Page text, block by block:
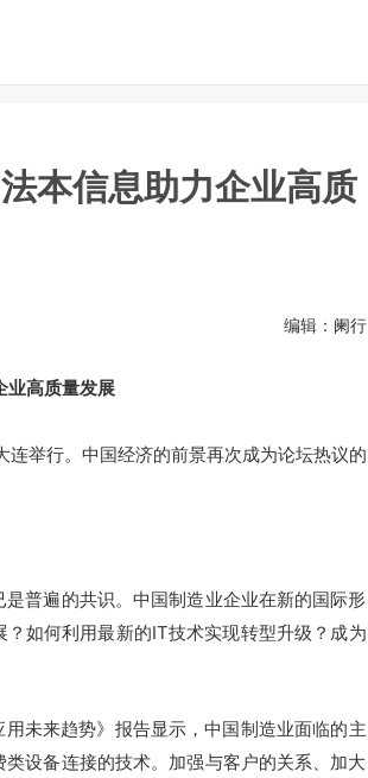
本信息助力企业高质
编辑：阑行
业高质量发展
举行。中国经济的前景再次成为论坛热议的
普遍的共识。中国制造业企业在新的国际形
如何利用最新的IT技术实现转型升级？成为
来趋势》报告显示，中国制造业面临的主
设备连接的技术。加强与客户的关系、加大